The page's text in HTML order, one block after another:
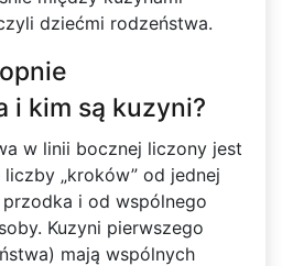
dziećmi rodzeństwa.
i kim są kuzyni?
w linii bocznej liczony jest
„kroków” od jednej
i od wspólnego
Kuzyni pierwszego
mają wspólnych